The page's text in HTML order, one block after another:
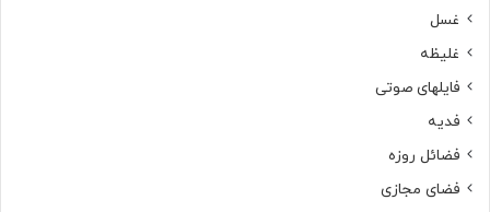
غسل
غلیظه
فایلهای صوتی
فدیه
فضائل روزه
فضای مجازی